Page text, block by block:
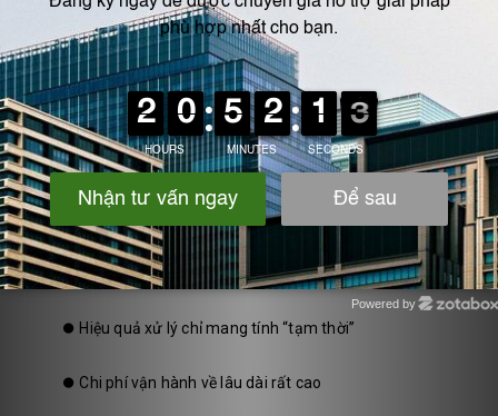
Nó:
⏺️Không tách nước
⏺️Không khử ẩm
Không chịu được khí bão hòa hơi nước
Nếu dùng trực tiếp cho khí ẩm cao:
⏺️ Hiệu quả xử lý chỉ mang tính “tạm thời”
⏺️ Chi phí vận hành về lâu dài rất cao
Powered by
Zotabox